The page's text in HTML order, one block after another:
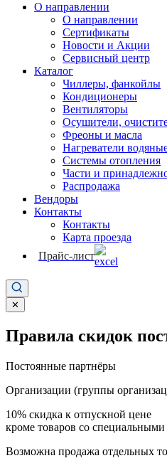
О направлении
О направлении
Сертификаты
Новости и Акции
Сервисный центр
Каталог
Чиллеры, фанкойлы
Кондиционеры
Вентиляторы
Осушители,
Фреоны и масла
Нагреватели
Системы отопления
Части и
Раcпродажа
Вендоры
Контакты
Контакты
Карта проезда
Прайс-лист
✕
Правила скидок
Постоянные партнёры
Организации (группы
10% скидка к отпускной цене
кроме товаров со
Возможна продажа отдельных